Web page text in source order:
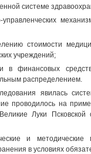
системе
стоимости
учреждений;
в финансовых
распределением.
явилась
проводилось на
Луки
и
в условиях